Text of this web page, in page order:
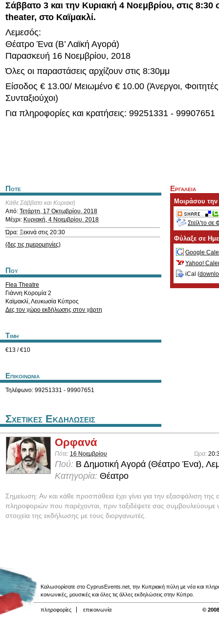
Σάββατο 3 και την Κυριακή 4 Νοεμβρίου, στις 8:30
theater, στο Καϊμακλί.
Λεμεσός:
Θέατρο Ένα (Β’ Λαϊκή Αγορά)
Παρασκευή 16 Νοεμβρίου, 2018
Όλες οι παραστάσεις αρχίζουν στις 8:30μμ
Είσοδος € 13.00/ Μειωμένο € 10.00 (Άνεργοι,
Συνταξιούχοι)
Για πληροφορίες και κρατήσεις: 99251331 - 99907651
Ποτε
Κάθε Σάββατο και Κυριακή
Από: Τετάρτη, 17 Οκτωβρίου, 2018
Μέχρι: Κυριακή, 4 Νοεμβρίου, 2018
Ώρα: Ξεκινά στις 20:30
(δες τις ημερομηνίες)
Που
Flea Theatre
Γιάννη Κορομία 2
Καϊμακλί,Λευκωσία Κύπρος
Δες τον χώρο εκδήλωσης στον χάρτη
Τιμη
€13 / €10
Επικοινωνια
Τηλέφωνο: 99251331 - 99907651
Εργαλεια
Μοιράσου
Στείλ'το σε
Φύλαξε σε
Google
Yahoo!
iCal (
Σχετικες Εκδηλωσεις
Ορφανά
Πότε: 16 Νοεμβρίου Ώρα:
Πού: Β Δημοτική Αγορά (Θέατρο Ένα),
Κατηγορία: Θέατρο
Σημείωση: Αν και κάθε προσπάθεια έχει γίνει για την εξασφάλιση της
πληροφοριών που παρέχονται, πριν ταξιδέψετε σας συμβουλεύουμε
στοιχεία της εκδήλωσης με τους διοργανωτές.
Καλωσορίσατε στο CyprusEvents.net, την Κυπριακή πύλη με νέα και
κοινωνικές, μουσικές και όλες τις άλλες εκδηλώσεις στην Κύπρο.
πληροφορίες επικοινωνία ©